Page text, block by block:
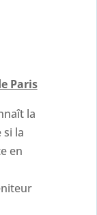
Paris
la
la
en